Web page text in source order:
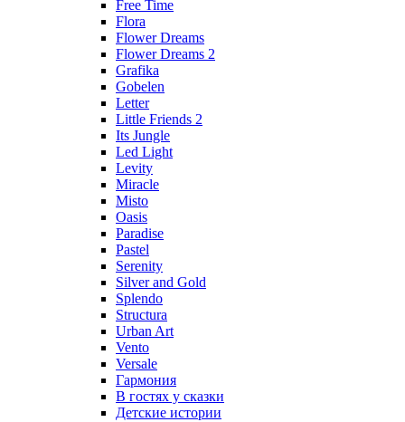
Free Time
Flora
Flower Dreams
Flower Dreams 2
Grafika
Gobelen
Letter
Little Friends 2
Its Jungle
Led Light
Levity
Miracle
Misto
Oasis
Paradise
Pastel
Serenity
Silver and Gold
Splendo
Structura
Urban Art
Vento
Versale
Гармония
В гостях у сказки
Детские истории